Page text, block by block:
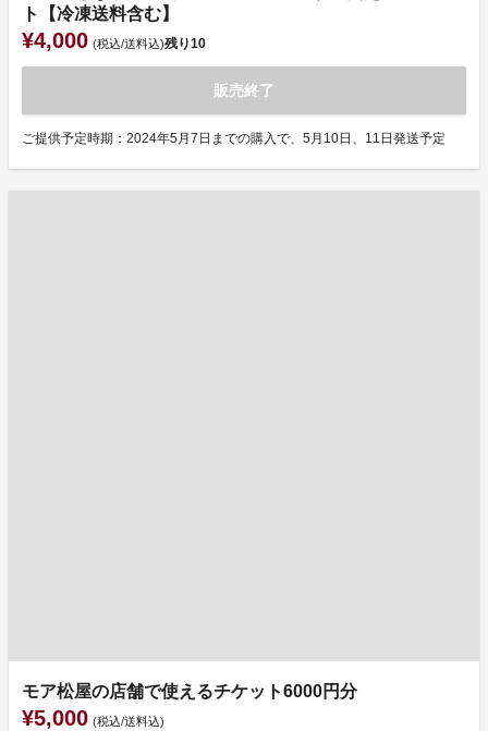
ト【冷凍送料含む】
¥4,000 (税込/送料込)残り10
販売終了
ご提供予定時期：2024年5月7日までの購入で、5月10日、11日発送予定
モア松屋の店舗で使えるチケット6000円分
¥5,000 (税込/送料込)